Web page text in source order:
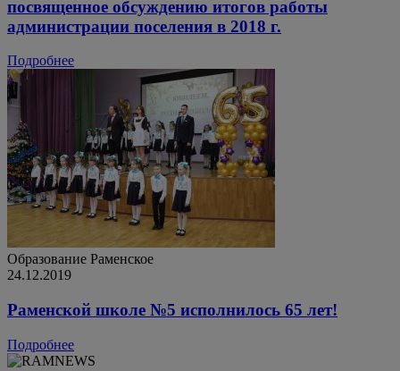
посвященное обсуждению итогов работы
администрации поселения в 2018 г.
Подробнее
Образование Раменское
24.12.2019
Раменской школе №5 исполнилось 65 лет!
Подробнее